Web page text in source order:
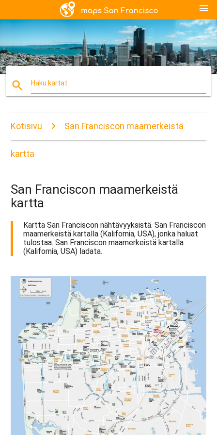
menu
search Haku kartat
Kotisivu San Franciscon maamerkeistä
kartta
San Franciscon maamerkeistä
kartta
Kartta San Franciscon nähtävyyksistä. San Franciscon
maamerkeistä kartalla (Kalifornia, USA), jonka haluat
tulostaa. San Franciscon maamerkeistä kartalla
(Kalifornia, USA) ladata.